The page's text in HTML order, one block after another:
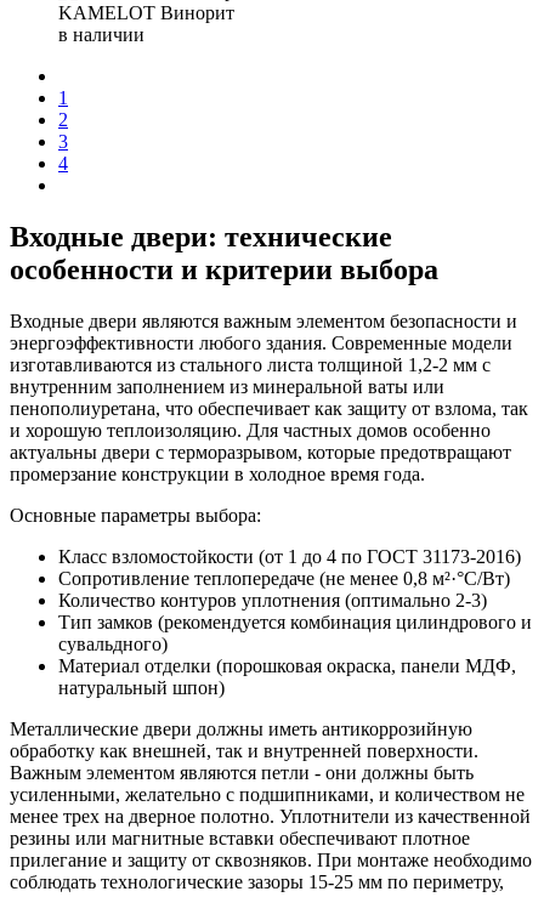
KAMELOT Винорит
в наличии
1
2
3
4
Входные двери: технические
особенности и критерии выбора
Входные двери являются важным элементом безопасности и
энергоэффективности любого здания. Современные модели
изготавливаются из стального листа толщиной 1,2-2 мм с
внутренним заполнением из минеральной ваты или
пенополиуретана, что обеспечивает как защиту от взлома, так
и хорошую теплоизоляцию. Для частных домов особенно
актуальны двери с терморазрывом, которые предотвращают
промерзание конструкции в холодное время года.
Основные параметры выбора:
Класс взломостойкости (от 1 до 4 по ГОСТ 31173-2016)
Сопротивление теплопередаче (не менее 0,8 м²·°C/Вт)
Количество контуров уплотнения (оптимально 2-3)
Тип замков (рекомендуется комбинация цилиндрового и
сувальдного)
Материал отделки (порошковая окраска, панели МДФ,
натуральный шпон)
Металлические двери должны иметь антикоррозийную
обработку как внешней, так и внутренней поверхности.
Важным элементом являются петли - они должны быть
усиленными, желательно с подшипниками, и количеством не
менее трех на дверное полотно. Уплотнители из качественной
резины или магнитные вставки обеспечивают плотное
прилегание и защиту от сквозняков. При монтаже необходимо
соблюдать технологические зазоры 15-25 мм по периметру,